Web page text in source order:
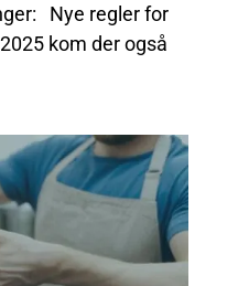
Nye regler for
kom der også